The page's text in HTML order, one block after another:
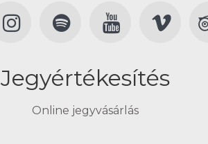
Jegyértékesítés
Online jegyvásárlás